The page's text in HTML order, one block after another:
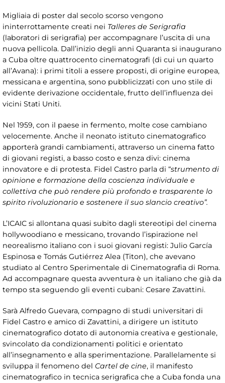
Migliaia di poster dal secolo scorso vengono
ininterrottamente creati nei Talleres de Serigrafia
(laboratori di serigrafia) per accompagnare l’uscita di una
nuova pellicola. Dall’inizio degli anni Quaranta si inaugurano
a Cuba oltre quattrocento cinematografi (di cui un quarto
all’Avana): i primi titoli a essere proposti, di origine europea,
messicana e argentina, sono pubblicizzati con uno stile di
evidente derivazione occidentale, frutto dell’influenza dei
vicini Stati Uniti.
Nel 1959, con il paese in fermento, molte cose cambiano
velocemente. Anche il neonato istituto cinematografico
apporterà grandi cambiamenti, attraverso un cinema fatto
di giovani registi, a basso costo e senza divi: cinema
innovatore e di protesta. Fidel Castro parla di “strumento di
opinione e formazione della coscienza individuale e
collettiva che può rendere più profondo e trasparente lo
spirito rivoluzionario e sostenere il suo slancio creativo”.
L’ICAIC si allontana quasi subito dagli stereotipi del cinema
hollywoodiano e messicano, trovando l’ispirazione nel
neorealismo italiano con i suoi giovani registi: Julio García
Espinosa e Tomás Gutiérrez Alea (Titon), che avevano
studiato al Centro Sperimentale di Cinematografia di Roma.
Ad accompagnare questa avventura è un italiano che già da
tempo sta seguendo gli eventi cubani: Cesare Zavattini.
Sarà Alfredo Guevara, compagno di studi universitari di
Fidel Castro e amico di Zavattini, a dirigere un istituto
cinematografico dotato di autonomia creativa e gestionale,
svincolato da condizionamenti politici e orientato
all’insegnamento e alla sperimentazione. Parallelamente si
sviluppa il fenomeno del Cartel de cine, il manifesto
cinematografico in tecnica serigrafica che a Cuba fonda una